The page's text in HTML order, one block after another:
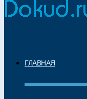
ГЛАВНАЯ